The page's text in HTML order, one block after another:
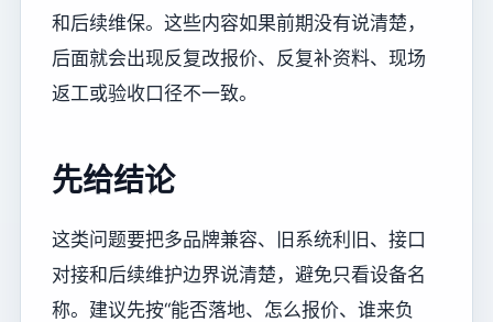
和后续维保。这些内容如果前期没有说清楚，
后面就会出现反复改报价、反复补资料、现场
返工或验收口径不一致。
先给结论
这类问题要把多品牌兼容、旧系统利旧、接口
对接和后续维护边界说清楚，避免只看设备名
称。建议先按“能否落地、怎么报价、谁来负